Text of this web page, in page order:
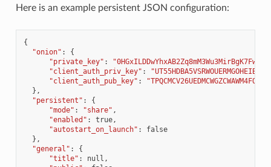
Here is an example persistent JSON configuration:
{
"onion" :
{
"private_key" :
"client_auth_priv_key" :
"client_auth_pub_key" :
},
"persistent" :
{
"mode" : "share" ,
"enabled" : true,
"autostart_on_launch" :
false
},
"general" :
{
"title" : null ,